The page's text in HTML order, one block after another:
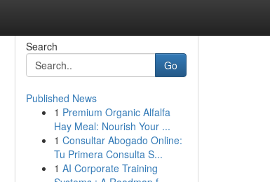
Search
Go
Published News
1 Premium Organic Alfalfa
Hay Meal: Nourish Your ...
1 Consultar Abogado Online:
Tu Primera Consulta S...
1 AI Corporate Training